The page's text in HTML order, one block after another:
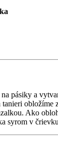
pásiky a
obložíme
Ako
syrom v